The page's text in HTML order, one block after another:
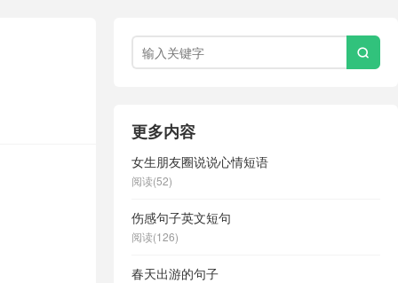

更多内容
女生朋友圈说说心情短语
阅读(52)
伤感句子英文短句
阅读(126)
春天出游的句子